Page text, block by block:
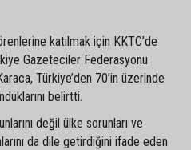
katılmak için KKTC’de
Gazeteciler Federasyonu
Türkiye’den 70’in üzerinde
belirtti.
değil ülke sorunları ve
da dile getirdiğini ifade eden